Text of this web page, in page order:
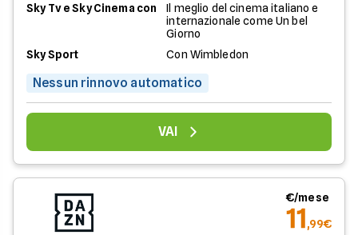
Sky Tv e Sky Cinema con
Il meglio del cinema italiano e
internazionale come Un bel
Giorno
Sky Sport
Con Wimbledon
Nessun rinnovo automatico
VAI
€/mese
11,99€